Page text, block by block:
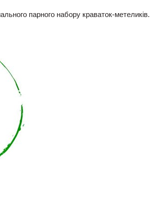
парного набору краваток-метеликів.